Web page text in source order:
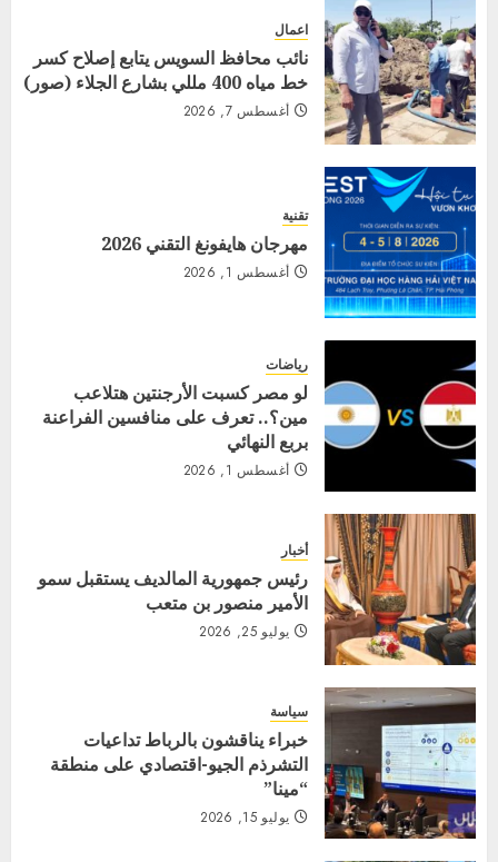
اعمال
نائب محافظ السويس يتابع إصلاح كسر
خط مياه 400 مللي بشارع الجلاء (صور)
أغسطس 7, 2026
تقنية
مهرجان هايفونغ التقني 2026
أغسطس 1, 2026
رياضات
لو مصر كسبت الأرجنتين هتلاعب
مين؟.. تعرف على منافسين الفراعنة
بربع النهائي
أغسطس 1, 2026
أخبار
رئيس جمهورية المالديف يستقبل سمو
الأمير منصور بن متعب
يوليو 25, 2026
سياسة
خبراء يناقشون بالرباط تداعيات
التشرذم الجيو-اقتصادي على منطقة
“مينا”
يوليو 15, 2026